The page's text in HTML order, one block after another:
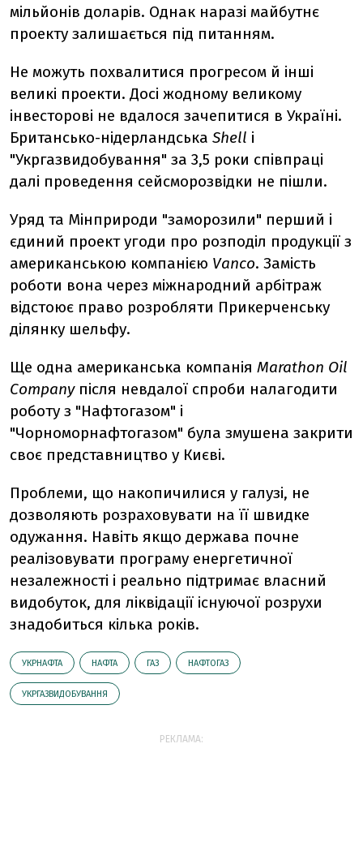
мільйонів доларів. Однак наразі майбутнє
проекту залишається під питанням.
Не можуть похвалитися прогресом й інші
великі проекти. Досі жодному великому
інвесторові не вдалося зачепитися в Україні.
Британсько-нідерландська Shell і
"Укргазвидобування" за 3,5 роки співпраці
далі проведення сейсморозвідки не пішли.
Уряд та Мінприроди "заморозили" перший і
єдиний проект угоди про розподіл продукції з
американською компанією Vаnco. Замість
роботи вона через міжнародний арбітраж
відстоює право розробляти Прикерченську
ділянку шельфу.
Ще одна американська компанія Marathon Oil
Companyпісля невдалої спроби налагодити
роботу з "Нафтогазом" і
"Чорноморнафтогазом" була змушена закрити
своє представництво у Києві.
Проблеми, що накопичилися у галузі, не
дозволяють розраховувати на її швидке
одужання. Навіть якщо держава почне
реалізовувати програму енергетичної
незалежності і реально підтримає власний
видобуток, для ліквідації існуючої розрухи
знадобиться кілька років.
УКРНАФТА НАФТА ГАЗ НАФТОГАЗ
УКРГАЗВИДОБУВАННЯ
РЕКЛАМА: